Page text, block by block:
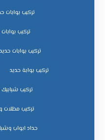
تركيب بوابات
تركيب
تركيب بوابات
تركيب بوابة حديد
تركيب
تركيب مظلات
حداد ابواب